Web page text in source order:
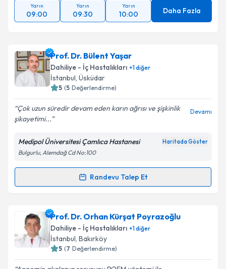
Yarın
09:00
Yarın
09:30
Yarın
10:00 Daha Fazla
Prof. Dr. Bülent Yaşar
Dahiliye - İç Hastalıkları +1diğer
İstanbul, Üsküdar
5 (5 Değerlendirme)
Çok uzun süredir devam eden karın ağrısı ve şişkinlik
şikayetimi...
Devamı
Medipol Üniversitesi Çamlıca Hastanesi Haritada Göster
Bulgurlu, Alemdağ Cd No:100
Randevu Talep Et
Randevu Takvimi Talebi
Prof. Dr. Bülent Yaşar için randevu takvimi talebi
oluşturun. Size bu uzmandan randevu almanız için bir
takvim hazırlandığında e-posta ile bilgilendireceğiz.
Prof. Dr. Orhan Kürşat Poyrazoğlu
Dahiliye - İç Hastalıkları +1diğer
İstanbul, Bakırköy
5 (7 Değerlendirme)